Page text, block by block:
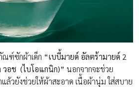
ฑ์ซักผ้าเด็ก “เบบี้มายด์ อัลตร้ามายด์ 2
อช (ไบโอแกนิก)” นอกจากจะช่วย
ล้วยังช่วยให้ผ้าสะอาด เนื้อผ้านุ่ม ใส่สบาย